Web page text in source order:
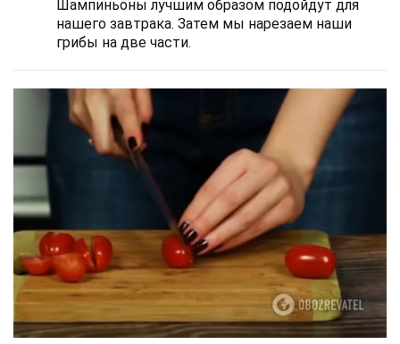
Шампиньоны лучшим образом подойдут для
нашего завтрака. Затем мы нарезаем наши
грибы на две части.